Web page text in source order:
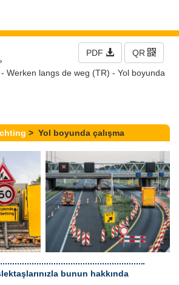
PDF QR
Werken langs de weg (TR) - Yol boyunda
> Yol boyunda çalışma
bunun hakkında